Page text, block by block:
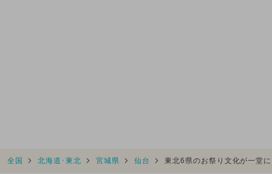
全国 北海道･東北 宮城県 仙台 東北6県のお祭り文化が一堂